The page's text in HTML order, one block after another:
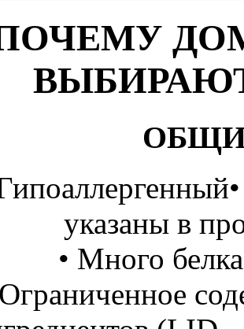
О
указаны в
• Много